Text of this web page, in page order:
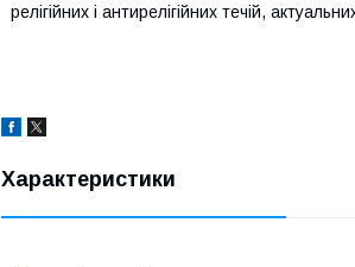
релігійних і антирелігійних течій,
Характеристики